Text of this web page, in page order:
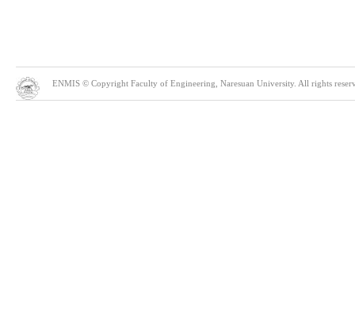
ENMIS © Copyright Faculty of Engineering, Naresuan University. All rights